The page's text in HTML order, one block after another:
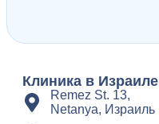
Клиника в Израиле
Remez St. 13,
Netanya, Израиль